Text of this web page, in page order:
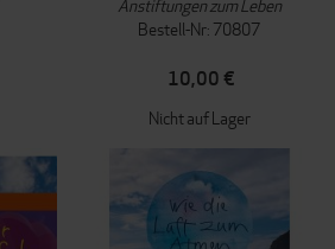
Anstiftungen zum Leben
Bestell-Nr: 70807
10,00 €
Nicht auf Lager